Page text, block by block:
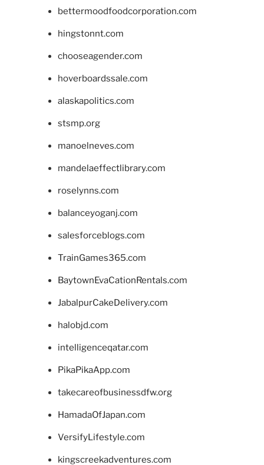
bettermoodfoodcorporation.com
hingstonnt.com
chooseagender.com
hoverboardssale.com
alaskapolitics.com
stsmp.org
manoelneves.com
mandelaeffectlibrary.com
roselynns.com
balanceyoganj.com
salesforceblogs.com
TrainGames365.com
BaytownEvaCationRentals.com
JabalpurCakeDelivery.com
halobjd.com
intelligenceqatar.com
PikaPikaApp.com
takecareofbusinessdfw.org
HamadaOfJapan.com
VersifyLifestyle.com
kingscreekadventures.com